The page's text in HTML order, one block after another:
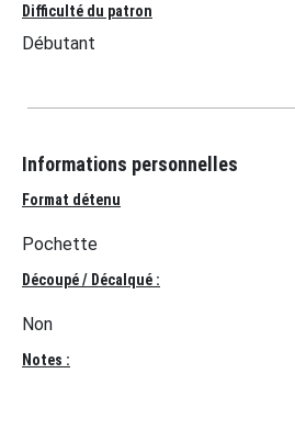
Difficulté du patron
Débutant
Informations personnelles
Format détenu
Pochette
Découpé / Décalqué :
Non
Notes :